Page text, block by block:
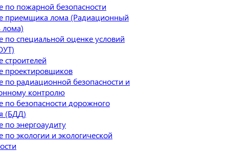
по пожарной безопасности
приемщика лома (Радиационный
лома)
по специальной оценке условий
строителей
проектировщиков
по радиационной безопасности и
контролю
по безопасности дорожного
(БДД)
по энергоаудиту
по экологии и экологической